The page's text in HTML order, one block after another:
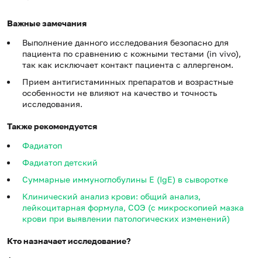
Важные замечания
Выполнение данного исследования безопасно для
пациента по сравнению с кожными тестами (in vivo),
так как исключает контакт пациента с аллергеном.
Прием антигистаминных препаратов и возрастные
особенности не влияют на качество и точность
исследования.
Также рекомендуется
Фадиатоп
Фадиатоп детский
Суммарные иммуноглобулины E (IgE) в сыворотке
Клинический анализ крови: общий анализ,
лейкоцитарная формула, СОЭ (с микроскопией мазка
крови при выявлении патологических изменений)
Кто назначает исследование?